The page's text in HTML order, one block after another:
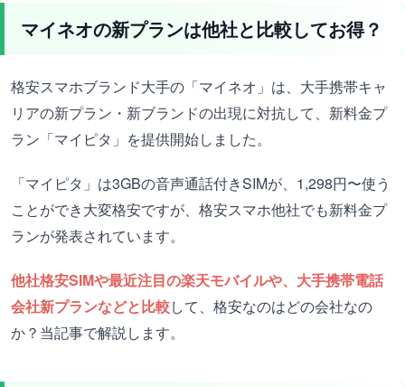
マイネオの新プランは他社と比較してお得？
格安スマホブランド大手の「マイネオ」は、大手携帯キャ
リアの新プラン・新ブランドの出現に対抗して、新料金プ
ラン「マイピタ」を提供開始しました。
「マイピタ」は3GBの音声通話付きSIMが、1,298円〜使う
ことができ大変格安ですが、格安スマホ他社でも新料金プ
ランが発表されています。
他社格安SIMや最近注目の楽天モバイルや、大手携帯電話
会社新プランなどと比較して、格安なのはどの会社なの
か？当記事で解説します。